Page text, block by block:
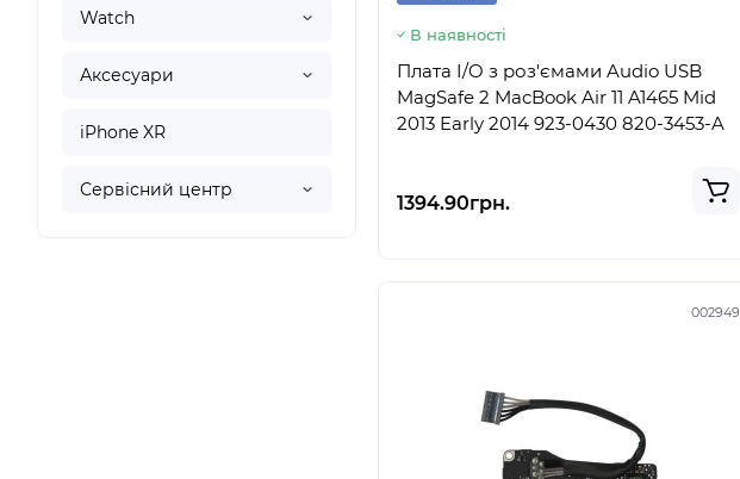
Watch
Аксесуари
iPhone XR
Сервісний центр
В наявності
Плата I/O з роз'ємами Audio USB
MagSafe 2 MacBook Air 11 A1465 Mid
2013 Early 2014 923-0430 820-3453-A
1394.90грн.
002949